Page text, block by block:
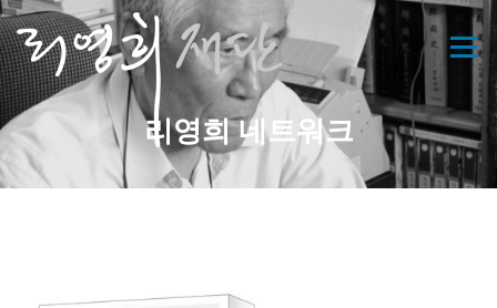
콘
텐
츠
로
바
로
가
기
메뉴
리영희 네트워크